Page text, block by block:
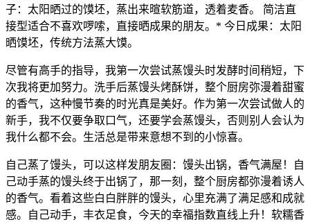
子：太阳晒过的馍坯，蒸出来暄软筋道，透着麦香。 简洁直
接型适合不喜欢啰嗦，直接晒成果的朋友。* 今日成果：太阳
晒馍坯，传统方法蒸大馍。
尽管有高手的指导，我第一次尝试蒸馒头时发酵时间稍短，下
次我将更加努力。洗手后蒸馒头烤酥饼，整个厨房弥漫着甜蜜
的香气，这种慢节奏的时光真是美好。作为第一次尝试做人的
新手，我不仅要争取口气，还要学会蒸馒头，否则别人会认为
我什么都不会。生活总是带来意想不到的小惊喜。
自己蒸了馒头，可以这样发朋友圈：馒头出锅，香气满屋！自
己动手蒸的馒头终于出锅了，那一刻，整个厨房都弥漫着诱人
的香气。看着这些白白胖胖的馒头，心里充满了满足感和成就
感。自己动手，丰衣足食，今天的幸福指数直线上升！软糯香